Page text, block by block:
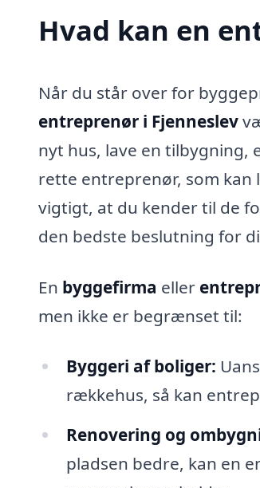
Hvad kan en
Når du står over for
entreprenør i Fjenneslev
nyt hus, lave en tilbygning,
rette entreprenør, som kan
vigtigt, at du kender til de
den bedste beslutning for
En byggefirma eller
men ikke er begrænset til:
Byggeri af boliger:
rækkehus, så kan
Renovering og
pladsen bedre, kan en